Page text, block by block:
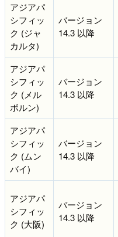
アジアパ
シフィッ
ク (ジャ
カルタ)
バージョン
14.3 以降
アジアパ
シフィッ
ク (メル
ボルン)
バージョン
14.3 以降
アジアパ
シフィッ
ク (ムン
バイ)
バージョン
14.3 以降
アジアパ
シフィッ
ク (大阪)
バージョン
14.3 以降